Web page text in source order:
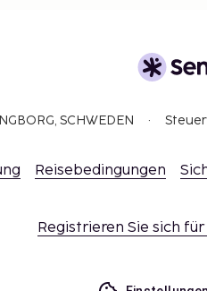
SCHWEDEN
Reisebedingungen
Registrieren Sie sich